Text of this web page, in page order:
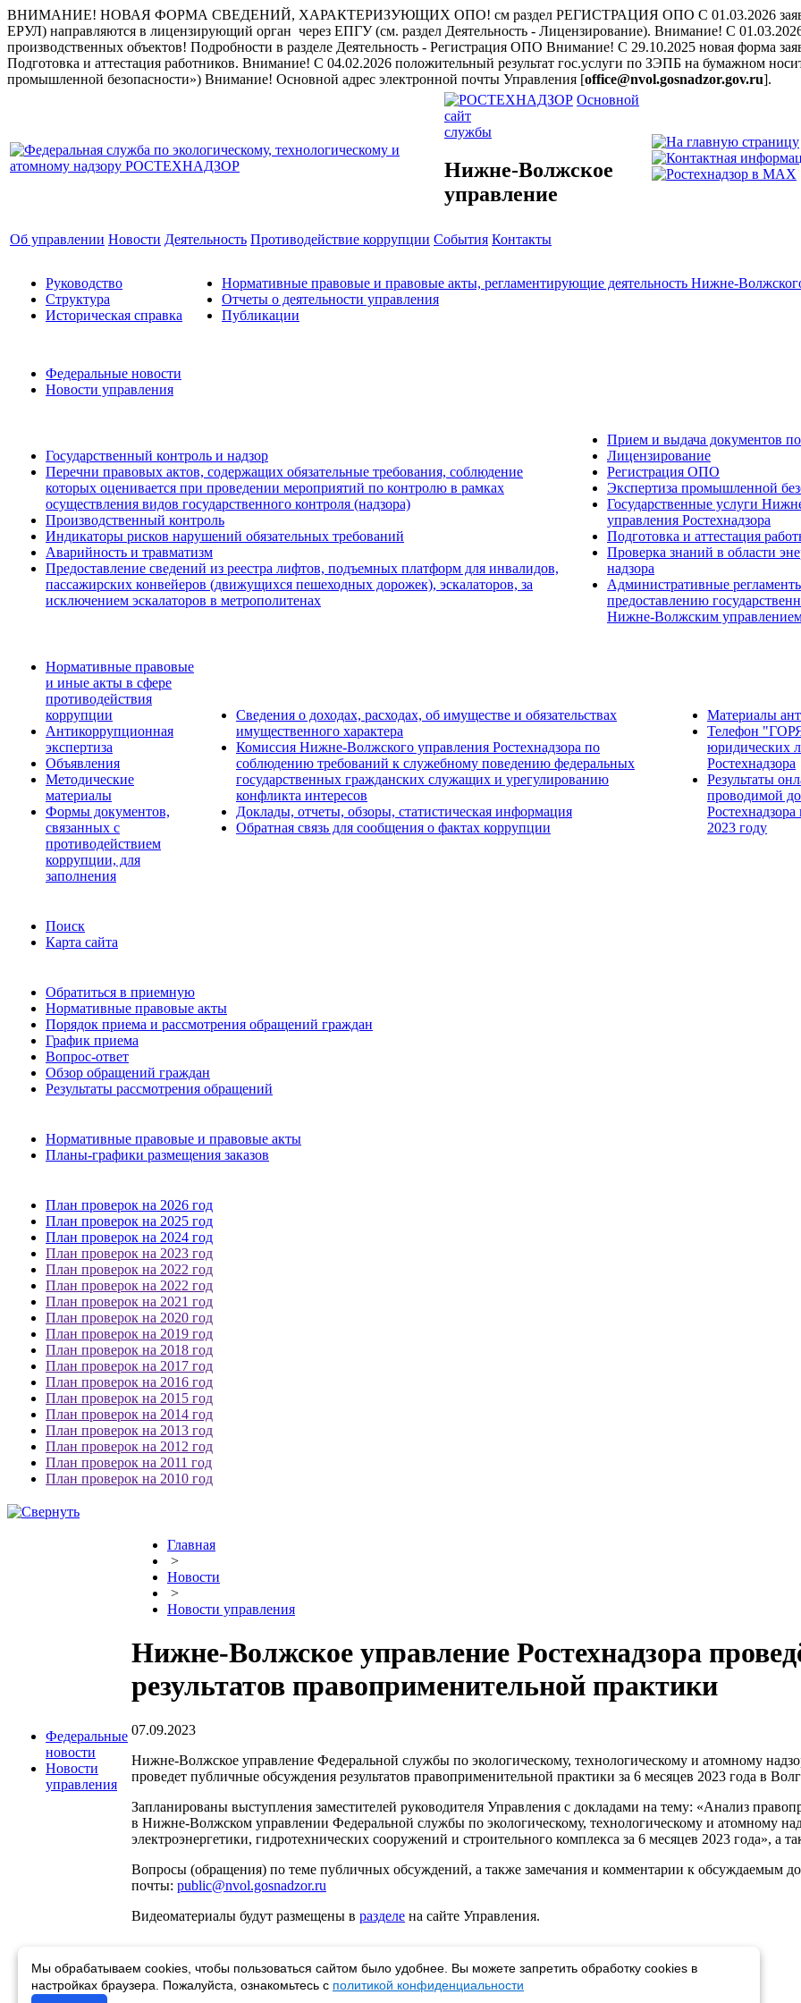
ВНИМАНИЕ! НОВАЯ ФОРМА СВЕДЕНИЙ, ХАРАКТЕРИЗУЮЩИХ ОПО! см раздел РЕГИСТРАЦИЯ ОПО С 01.03.2026
ЕРУЛ) направляются в лицензирующий орган через ЕПГУ (см. раздел Деятельность - Лицензирование). Внимание! С
производственных объектов! Подробности в разделе Деятельность - Регистрация ОПО Внимание! С 29.10.2025 новая форма
Подготовка и аттестация работников. Внимание! С 04.02.2026 положительный результат гос.услуги по ЗЭПБ на бумажном
промышленной безопасности») Внимание! Основной адрес электронной почты Управления [office@nvol.gosnadzor.gov.ru].
Основной
сайт
службы
Нижне-Волжское
управление
Об управлении Новости Деятельность Противодействие коррупции События Контакты
Руководство
Структура
Историческая справка
Нормативные правовые и правовые акты, регламентирующие деятельность Нижне-
Отчеты о деятельности управления
Публикации
Федеральные новости
Новости управления
Государственный контроль и надзор
Перечни правовых актов, содержащих обязательные требования, соблюдение
которых оценивается при проведении мероприятий по контролю в рамках
осуществления видов государственного контроля (надзора)
Производственный контроль
Индикаторы рисков нарушений обязательных требований
Аварийность и травматизм
Предоставление сведений из реестра лифтов, подъемных платформ для инвалидов,
пассажирских конвейеров (движущихся пешеходных дорожек), эскалаторов, за
исключением эскалаторов в метрополитенах
Прием и выдача документов по
Лицензирование
Регистрация ОПО
Экспертиза промышленной
Государственные услуги
управления Ростехнадзора
Подготовка и аттестация
Проверка знаний в области
надзора
Административные
предоставлению
Нижне-Волжским управлением
Нормативные правовые
и иные акты в сфере
противодействия
коррупции
Антикоррупционная
экспертиза
Объявления
Методические
материалы
Формы документов,
связанных с
противодействием
коррупции, для
заполнения
Сведения о доходах, расходах, об имуществе и обязательствах
имущественного характера
Комиссия Нижне-Волжского управления Ростехнадзора по
соблюдению требований к служебному поведению федеральных
государственных гражданских служащих и урегулированию
конфликта интересов
Доклады, отчеты, обзоры, статистическая информация
Обратная связь для сообщения о фактах коррупции
Материалы
Телефон
юридических
Ростехнадзора
Результаты
проводимой
2023 году
Поиск
Карта сайта
Обратиться в приемную
Нормативные правовые акты
Порядок приема и рассмотрения обращений граждан
График приема
Вопрос-ответ
Обзор обращений граждан
Результаты рассмотрения обращений
Нормативные правовые и правовые акты
Планы-графики размещения заказов
План проверок на 2026 год
План проверок на 2025 год
План проверок на 2024 год
План проверок на 2023 год
План проверок на 2022 год
План проверок на 2022 год
План проверок на 2021 год
План проверок на 2020 год
План проверок на 2019 год
План проверок на 2018 год
План проверок на 2017 год
План проверок на 2016 год
План проверок на 2015 год
План проверок на 2014 год
План проверок на 2013 год
План проверок на 2012 год
План проверок на 2011 год
План проверок на 2010 год
Федеральные
новости
Новости
управления
Главная
>
Новости
>
Новости управления
Нижне-Волжское управление Ростехнадзора
результатов правоприменительной практики
07.09.2023
Нижне-Волжское управление Федеральной службы по экологическому, технологическому и атомному
проведет публичные обсуждения результатов правоприменительной практики за 6 месяцев 2023 года в
Запланированы выступления заместителей руководителя Управления с докладами на тему: «Анализ
в Нижне-Волжском управлении Федеральной службы по экологическому, технологическому и атомному
электроэнергетики, гидротехнических сооружений и строительного комплекса за 6 месяцев 2023 года», а
Вопросы (обращения) по теме публичных обсуждений, а также замечания и комментарии к обсуждаемым
почты: public@nvol.gosnadzor.ru
Видеоматериалы будут размещены в разделе на сайте Управления.
Возврат к списку
Мы обрабатываем cookies, чтобы пользоваться сайтом было удобнее. Вы можете запретить обработку cookies в
настройках браузера. Пожалуйста, ознакомьтесь с политикой конфиденциальности